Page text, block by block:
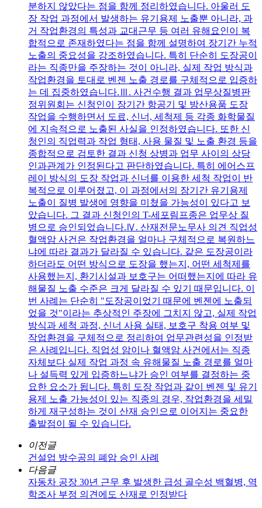
분하지 않았다는 점을 함께 정리하였습니다. 아울러 도
장 작업 과정에서 발생하는 유기용제 노출뿐 아니라, 과
거 작업환경의 특성과 교대근무 등 여러 유해요인이 복
합적으로 존재하였다는 점을 함께 설명하여 장기간 누적
노출의 중요성을 강조하였습니다. 특히 단순히 도장공이
라는 직종만을 주장하는 것이 아니라, 실제 작업 방식과
작업환경을 토대로 벤젠 노출 경로를 구체적으로 입증하
는 데 집중하였습니다.Ⅲ. 사건수행 결과 업무상질병판
정위원회는 신청인이 장기간 항공기 및 방산용품 도장
작업을 수행하면서 도료, 신너, 세척제 등 각종 화학물질
에 지속적으로 노출된 사실을 인정하였습니다. 또한 신
청인의 직업력과 작업 형태, 사용 물질 및 노출 환경 등을
종합적으로 검토한 결과 신청 상병과 업무 사이의 상당
인과관계가 인정된다고 판단하였습니다. 특히 에어스프
레이 방식의 도장 작업과 신너를 이용한 세척 작업이 반
복적으로 이루어졌고, 이 과정에서의 장기간 유기용제
노출이 질병 발생에 영향을 미쳤을 가능성이 있다고 보
았습니다. 그 결과 신청인의 T-세포림프종은 업무상 질
병으로 승인되었습니다.Ⅳ. 산재전문노무사 의견 직업성
혈액암 사건은 작업환경을 얼마나 구체적으로 복원하느
냐에 따라 결과가 달라질 수 있습니다. 같은 도장공이라
하더라도 어떤 방식으로 도장을 했는지, 어떤 세척제를
사용했는지, 환기시설과 보호구는 어떠했는지에 따라 유
해물질 노출 수준은 크게 달라질 수 있기 때문입니다. 이
번 사례는 단순히 "도장공이었기 때문에 벤젠에 노출되
었을 것"이라는 추상적인 주장에 그치지 않고, 실제 작업
방식과 세척 과정, 신너 사용 실태, 보호구 착용 여부 및
작업환경을 구체적으로 정리하여 업무관련성을 인정받
은 사례입니다. 직업성 암이나 혈액암 사건에서는 직종
자체보다 실제 작업 과정 속 유해물질 노출 경로를 얼마
나 설득력 있게 입증하느냐가 승인 여부를 결정하는 중
요한 요소가 됩니다. 특히 도장 작업과 같이 벤젠 및 유기
용제 노출 가능성이 있는 직종의 경우, 작업환경을 세밀
하게 재구성하는 것이 산재 승인으로 이어지는 중요한
출발점이 될 수 있습니다.
이전글
건설업 방수공의 폐암 승인 사례
다음글
자동차 공장 30년 근무 후 발생한 급성 골수성 백혈병, 역
학조사 부정 의견에도 산재로 인정받다